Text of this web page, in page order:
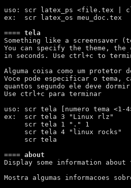
uso: scr latex_ps <file.tex |
ex:  scr latex_os meu_doc.tex
==== tela
Something like a screensaver
You can specify the theme,
in seconds. Use ctrl+c to
Alguma coisa como um
Voce pode especificar o tema,
quantos segundo ele deve dormir
Use ctrl+c para terminar
uso: scr tela [numero tema <1-
ex:  scr tela 3 "Linux rlz"
     scr tela 1 "." 1
     scr tela 4 "linux rocks"
     scr tela
==== about
Display some information about
Mostra algumas informacoes